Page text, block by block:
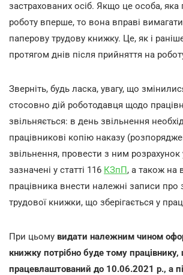
застрахованих осіб. Якщо це особа,
роботу вперше, то вона вправі
паперову трудову книжку. Це, як і
протягом днів після прийняття на
Зверніть, будь ласка, увагу, що
стосовно дій роботодавця щодо
звільняється: в день звільнення
працівникові копію наказу
звільнення, провести з ним розрахунок
зазначені у статті 116 КЗпП, а також на
працівника внести належні записи про
трудової книжки, що зберігається у
При цьому видати належним чином
книжку потрібно буде тому
працевлаштований до 10.06.2021 р., а